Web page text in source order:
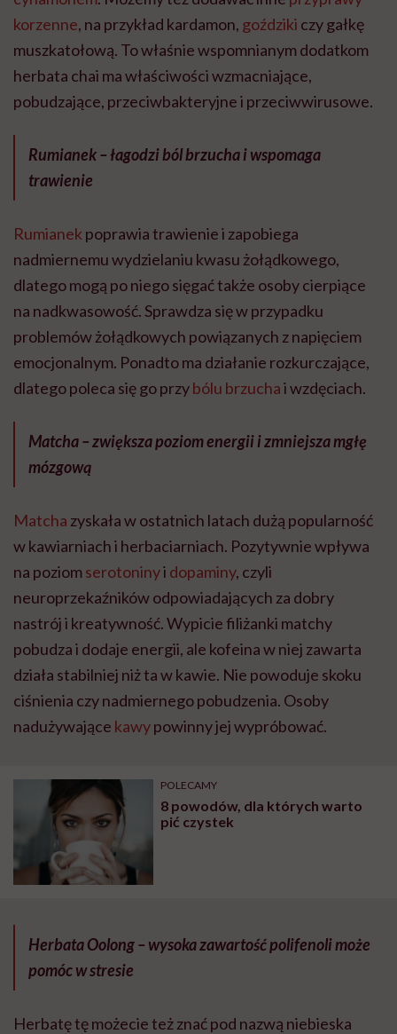
korzenne, na przykład kardamon, goździki czy gałkę
muszkatołową. To właśnie wspomnianym dodatkom
herbata chai ma właściwości wzmacniające,
pobudzające, przeciwbakteryjne i przeciwwirusowe.
Rumianek – łagodzi ból brzucha i wspomaga
trawienie
Rumianek poprawia trawienie i zapobiega
nadmiernemu wydzielaniu kwasu żołądkowego,
dlatego mogą po niego sięgać także osoby cierpiące
na nadkwasowość. Sprawdza się w przypadku
problemów żołądkowych powiązanych z napięciem
emocjonalnym. Ponadto ma działanie rozkurczające,
dlatego poleca się go przybólu brzuchai wzdęciach.
Matcha – zwiększa poziom energii i zmniejsza mgłę
mózgową
Matcha zyskała w ostatnich latach dużą popularność
w kawiarniach i herbaciarniach. Pozytywnie wpływa
na poziomserotoninyi dopaminy, czyli
neuroprzekaźników odpowiadających za dobry
nastrój i kreatywność. Wypicie filiżanki matchy
pobudza i dodaje energii, ale kofeina w niej zawarta
działa stabilniej niż ta w kawie. Nie powoduje skoku
ciśnienia czy nadmiernego pobudzenia. Osoby
nadużywające kawypowinny jej wypróbować.
POLECAMY
8 powodów, dla których warto
pić czystek
Herbata Oolong – wysoka zawartość polifenoli może
pomóc w stresie
Herbatę tę możecie też znać pod nazwą niebieska